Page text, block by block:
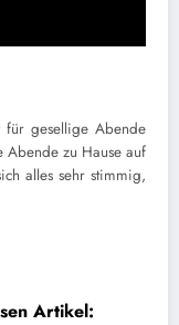
für gesellige Abende
zu Hause auf
alles sehr stimmig,
Artikel: